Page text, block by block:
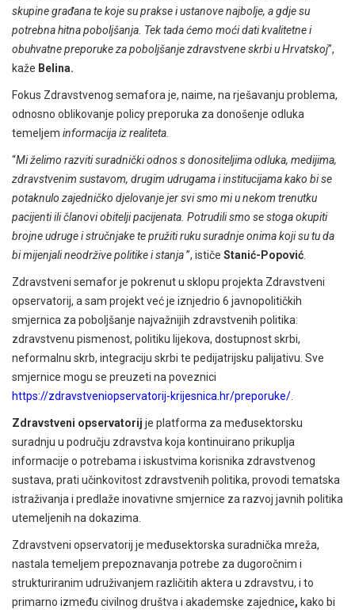
skupine građana te koje su prakse i ustanove najbolje, a gdje su
potrebna hitna poboljšanja. Tek tada ćemo moći dati kvalitetne i
obuhvatne preporuke za poboljšanje zdravstvene skrbi u Hrvatskoj”,
kaže Belina.
Fokus Zdravstvenog semafora je, naime, na rješavanju problema,
odnosno oblikovanje policy preporuka za donošenje odluka
temeljem informacija iz realiteta.
“Mi želimo razviti suradnički odnoss donositeljima odluka, medijima,
zdravstvenim sustavom, drugim udrugama i institucijama kako bi se
potaknulo zajedničko djelovanje jer svi smo mi u nekom trenutku
pacijenti ili članovi obitelji pacijenata. Potrudili smo se stoga okupiti
brojne udruge i stručnjake te pružiti ruku suradnje onima koji su tu da
bi mijenjali neodržive politike i stanja”, ističe Stanić-Popović
Zdravstveni semafor je pokrenut u sklopu projekta Zdravstveni
opservatorij, a sam projekt već je iznjedrio 6 javnopolitičkih
smjernica za poboljšanje najvažnijih zdravstvenih politika:
zdravstvenu pismenost, politiku lijekova, dostupnost skrbi,
neformalnu skrb, integraciju skrbi te pedijatrijsku palijativu. Sve
smjernice mogu se preuzeti na poveznici
https://zdravstveniopservatorij-krijesnica.hr/preporuke/
Zdravstveni opservatorij je platforma za međusektorsku
suradnju u području zdravstva koja kontinuirano prikuplja
informacije o potrebama i iskustvima korisnika zdravstvenog
sustava, prati učinkovitost zdravstvenih politika, provodi tematska
istraživanja i predlaže inovativne smjernice za razvoj javnih politika
utemeljenih na dokazima.
Zdravstveni opservatorij je međusektorska suradnička mreža,
nastala temeljem prepoznavanja potrebe za dugoročnim i
strukturiranim udruživanjem različitih aktera u zdravstvu, i to
primarno između civilnog društva i akademske zajednice, kako bi